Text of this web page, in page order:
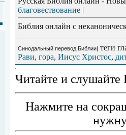
благовествование |
Библия онлайн с
Синодальный перевод Библии| теги
Рави, гора, Иисус Христос,
Читайте и слушайте
Нажмите на